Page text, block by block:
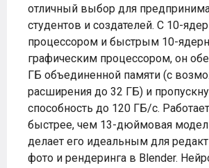
отличный выбор для
студентов и создателей. С 10-
процессором и быстрым 10-
графическим процессором, он
ГБ объединенной памяти (с
расширения до 32 ГБ) и
способность до 120 ГБ/с.
быстрее, чем 13-дюймовая
делает его идеальным для
фото и рендеринга в Blender.